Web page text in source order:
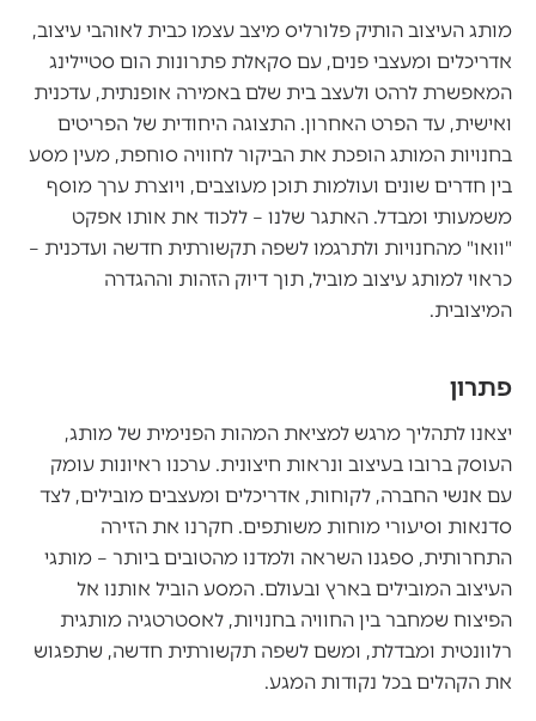
מותג העיצוב הותיק פלורליס מיצב עצמו כבית לאוהבי עיצוב,
אדריכלים ומעצבי פנים, עם סקאלת פתרונות הום סטיילינג
המאפשרת לרהט ולעצב בית שלם באמירה אופנתית, עדכנית
ואישית, עד הפרט האחרון. התצוגה היחודית של הפריטים
בחנויות המותג הופכת את הביקור לחוויה סוחפת, מעין מסע
בין חדרים שונים ועולמות תוכן מעוצבים, ויוצרת ערך מוסף
משמעותי ומבדל. האתגר שלנו – ללכוד את אותו אפקט
"וואו" מהחנויות ולתרגמו לשפה תקשורתית חדשה ועדכנית –
כראוי למותג עיצוב מוביל, תוך דיוק הזהות וההגדרה
המיצובית.
פתרון
יצאנו לתהליך מרגש למציאת המהות הפנימית של מותג,
העוסק ברובו בעיצוב ונראות חיצונית. ערכנו ראיונות עומק
עם אנשי החברה, לקוחות, אדריכלים ומעצבים מובילים, לצד
סדנאות וסיעורי מוחות משותפים. חקרנו את הזירה
התחרותית, ספגנו השראה ולמדנו מהטובים ביותר – מותגי
העיצוב המובילים בארץ ובעולם. המסע הוביל אותנו אל
הפיצוח שמחבר בין החוויה בחנויות, לאסטרטגיה מותגית
רלוונטית ומבדלת, ומשם לשפה תקשורתית חדשה, שתפגוש
את הקהלים בכל נקודות המגע.